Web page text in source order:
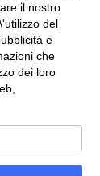
il nostro
del
e
che
dei loro